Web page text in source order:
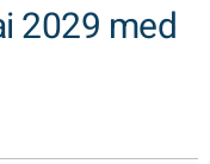
2029 med